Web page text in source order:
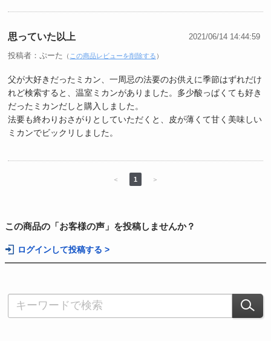
思っていた以上 2021/06/14 14:44:59
投稿者：ぷーた （ この商品レビューを削除する ）
父が大好きだったミカン、一周忌の法要のお供えに季節はずれだけ
れど検索すると、温室ミカンがありました。多少酸っぱくても好き
だったミカンだしと購入しました。
法要も終わりおさがりとしていただくと、皮が薄くて甘く美味しい
ミカンでビックリしました。
＜ 1 ＞
この商品の「お客様の声」を投稿しませんか？
ログインして投稿する >